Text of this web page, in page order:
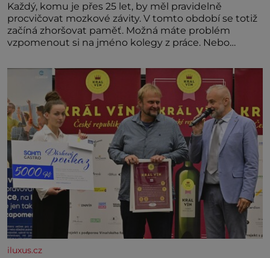
Každý, komu je přes 25 let, by měl pravidelně
procvičovat mozkové závity. V tomto období se totiž
začíná zhoršovat paměť. Možná máte problém
vzpomenout si na jméno kolegy z práce. Nebo
nedávno přečetli. Je to opravdu tak, s věkem jako
kdyby se paměť rozhodla stávkovat. Cvičte
iluxus.cz